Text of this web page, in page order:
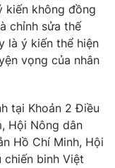
bằng AI
kiến không đồng
chỉnh sửa thế
là ý kiến thể hiện
vọng của nhân
tại Khoản 2 Điều
Hội Nông dân
Hồ Chí Minh, Hội
chiến binh Việt